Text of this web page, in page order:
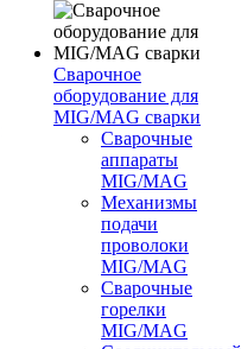
Сварочное
оборудование для
MIG/MAG сварки
Сварочные
аппараты
MIG/MAG
Механизмы
подачи
проволоки
MIG/MAG
Сварочные
горелки
MIG/MAG